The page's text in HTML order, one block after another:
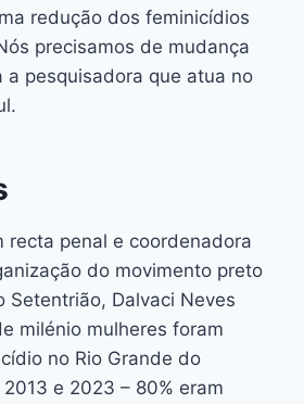
redução dos feminicídios
precisamos de mudança
a pesquisadora que atua no
recta penal e coordenadora
do movimento preto
Setentrião, Dalvaci Neves
milénio mulheres foram
no Rio Grande do
e 2023 – 80% eram